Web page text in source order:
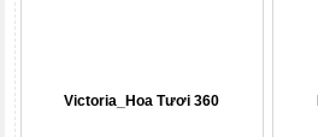
Victoria_Hoa Tươi 360